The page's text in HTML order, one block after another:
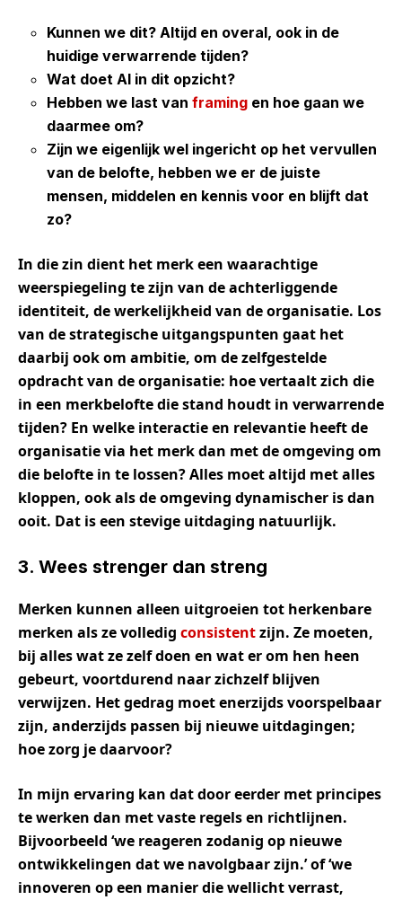
Kunnen we dit? Altijd en overal, ook in de
huidige verwarrende tijden?
Wat doet AI in dit opzicht?
Hebben we last van framing en hoe gaan we
daarmee om?
Zijn we eigenlijk wel ingericht op het vervullen
van de belofte, hebben we er de juiste
mensen, middelen en kennis voor en blijft dat
zo?
In die zin dient het merk een waarachtige
weerspiegeling te zijn van de achterliggende
identiteit, de werkelijkheid van de organisatie. Los
van de strategische uitgangspunten gaat het
daarbij ook om ambitie, om de zelfgestelde
opdracht van de organisatie: hoe vertaalt zich die
in een merkbelofte die stand houdt in verwarrende
tijden? En welke interactie en relevantie heeft de
organisatie via het merk dan met de omgeving om
die belofte in te lossen? Alles moet altijd met alles
kloppen, ook als de omgeving dynamischer is dan
ooit. Dat is een stevige uitdaging natuurlijk.
3. Wees strenger dan streng
Merken kunnen alleen uitgroeien tot herkenbare
merken als ze volledig consistentzijn. Ze moeten,
bij alles wat ze zelf doen en wat er om hen heen
gebeurt, voortdurend naar zichzelf blijven
verwijzen. Het gedrag moet enerzijds voorspelbaar
zijn, anderzijds passen bij nieuwe uitdagingen;
hoe zorg je daarvoor?
In mijn ervaring kan dat door eerder met principes
te werken dan met vaste regels en richtlijnen.
Bijvoorbeeld ‘we reageren zodanig op nieuwe
ontwikkelingen dat we navolgbaar zijn.’ of ‘we
innoveren op een manier die wellicht verrast,